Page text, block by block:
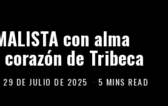
con alma
de Tribeca
29 DE JULIO DE 2025 5 MINS READ